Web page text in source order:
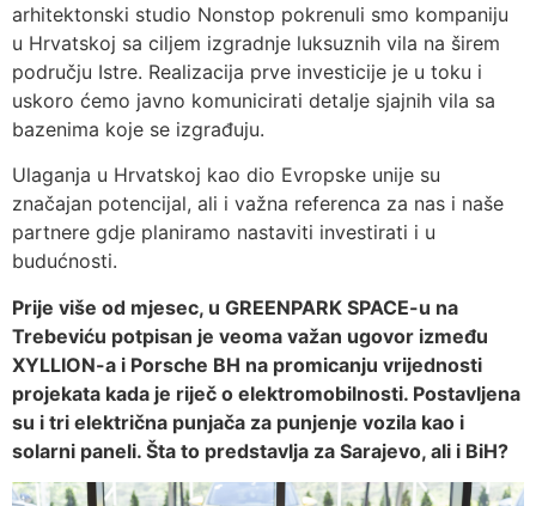
arhitektonski studio Nonstop pokrenuli smo kompaniju
u Hrvatskoj sa ciljem izgradnje luksuznih vila na širem
području Istre. Realizacija prve investicije je u toku i
uskoro ćemo javno komunicirati detalje sjajnih vila sa
bazenima koje se izgrađuju.
Ulaganja u Hrvatskoj kao dio Evropske unije su
značajan potencijal, ali i važna referenca za nas i naše
partnere gdje planiramo nastaviti investirati i u
budućnosti.
Prije više od mjesec, u GREENPARK SPACE-u na
Trebeviću potpisan je veoma važan ugovor između
XYLLION-a i Porsche BH na promicanju vrijednosti
projekata kada je riječ o elektromobilnosti. Postavljena
su i tri električna punjača za punjenje vozila kao i
solarni paneli. Šta to predstavlja za Sarajevo, ali i BiH?